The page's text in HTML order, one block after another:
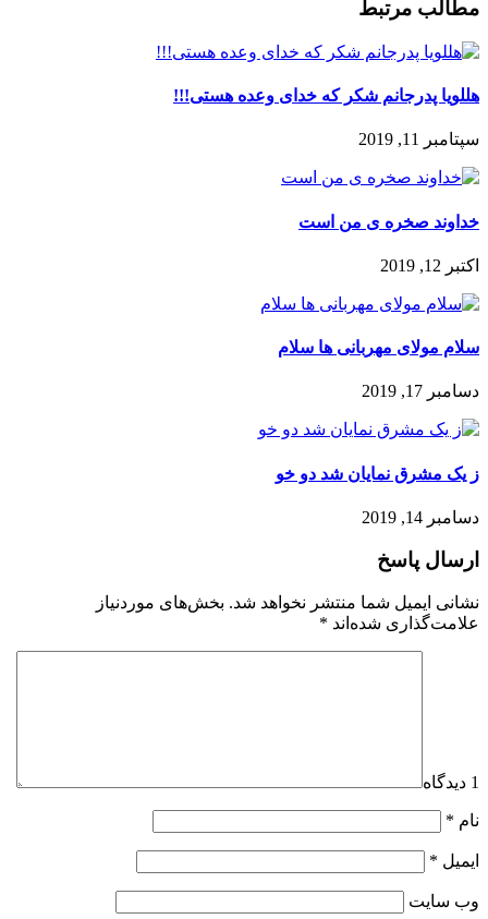
مطالب مرتبط
هللویا پدرجانم شکر که خدای وعده هستی!!!
سپتامبر 11, 2019
خداوند صخره ی من است
اکتبر 12, 2019
سلام مولای مهربانی ها سلام
دسامبر 17, 2019
ز یک مشرق نمایان شد دو خو
دسامبر 14, 2019
ارسال پاسخ
نشانی ایمیل شما منتشر نخواهد شد. بخش‌های موردنیاز
علامت‌گذاری شده‌اند *
1 دیدگاه
نام *
ایمیل *
وب‌ سایت